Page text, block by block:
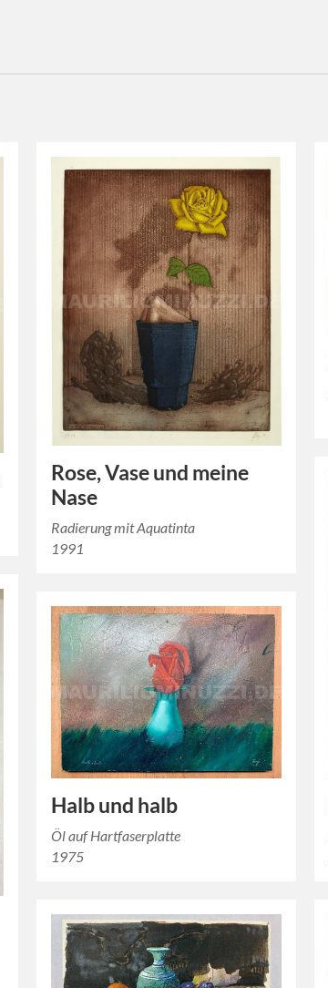
Rose, Vase und meine
Nase
Radierung mit Aquatinta
1991
Halb und halb
Öl auf Hartfaserplatte
1975